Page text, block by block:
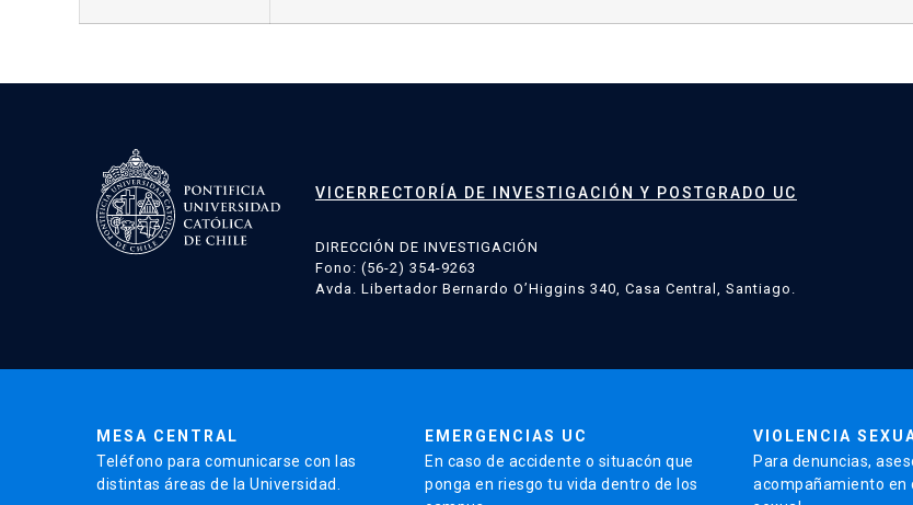
VICERRECTORÍA DE INVESTIGACIÓN Y POSTGRADO UC
DIRECCIÓN DE INVESTIGACIÓN
Fono: (56-2) 354-9263
Avda. Libertador Bernardo O’Higgins 340, Casa Central, Santiago.
MESA CENTRAL
Teléfono para comunicarse con las
distintas áreas de la Universidad.
EMERGENCIAS UC
En caso de accidente o situacón que
ponga en riesgo tu vida dentro de los
VIOLENCIA
Para denuncias,
acompañamiento en